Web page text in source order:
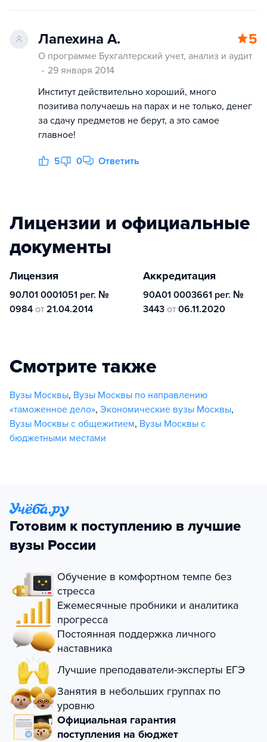
Лапехина А. 5
О программе Бухгалтерский учет, анализ и аудит
29 января 2014
Институт действительно хороший, много
позитива получаешь на парах и не только, денег
за сдачу предметов не берут, а это самое
главное!
5 0 Ответить
Лицензии и официальные
документы
Лицензия
90Л01 0001051 рег. №
0984 от 21.04.2014
Аккредитация
90А01 0003661 рег. №
3443 от 06.11.2020
Смотрите также
Вузы Москвы, Вузы Москвы по направлению
«таможенное дело», Экономические вузы Москвы,
Вузы Москвы с общежитием, Вузы Москвы с
бюджетными местами
Готовим к поступлению в лучшие
вузы России
Обучение в комфортном темпе без
стресса
Ежемесячные пробники и аналитика
прогресса
Постоянная поддержка личного
наставника
Лучшие преподаватели-эксперты ЕГЭ
Занятия в небольших группах по
уровню
Официальная гарантия
поступления на бюджет